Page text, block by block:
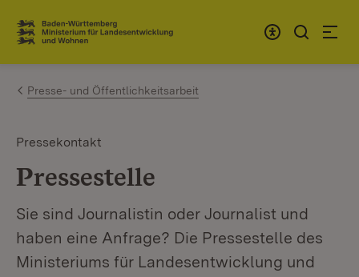
Zum Inhalt springen
Link zur Startseite
Presse- und Öffentlichkeitsarbeit
Pressekontakt
Pressestelle
Sie sind Journalistin oder Journalist und
haben eine Anfrage? Die Pressestelle des
Ministeriums für Landesentwicklung und